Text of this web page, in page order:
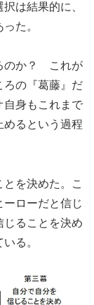
は結果的に、
た。
のか？ これが
の『葛藤』だ
自身もこれまで
るという過程
を決めた。こ
ローだと信じ
ることを決め
る。